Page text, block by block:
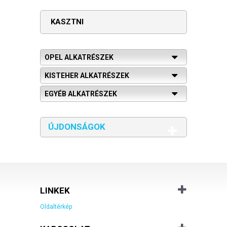
KASZTNI
OPEL ALKATRÉSZEK
KISTEHER ALKATRÉSZEK
EGYÉB ALKATRÉSZEK
ÚJDONSÁGOK
LINKEK
Oldaltérkép